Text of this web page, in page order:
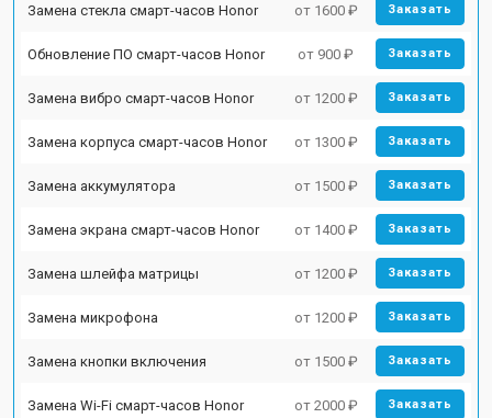
Замена стекла смарт-часов Honor от 1600 ₽ Заказать
Обновление ПО смарт-часов Honor от 900 ₽ Заказать
Замена вибро смарт-часов Honor от 1200 ₽ Заказать
Замена корпуса смарт-часов Honor от 1300 ₽ Заказать
Замена аккумулятора от 1500 ₽ Заказать
Замена экрана смарт-часов Honor от 1400 ₽ Заказать
Замена шлейфа матрицы от 1200 ₽ Заказать
Замена микрофона от 1200 ₽ Заказать
Замена кнопки включения от 1500 ₽ Заказать
Замена Wi-Fi смарт-часов Honor от 2000 ₽ Заказать